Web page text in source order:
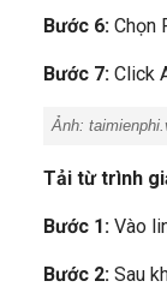
Bước 6: Chọn
Bước 7: Click
Ảnh:
Tải từ trình
Bước 1: Vào
Bước 2: Sau